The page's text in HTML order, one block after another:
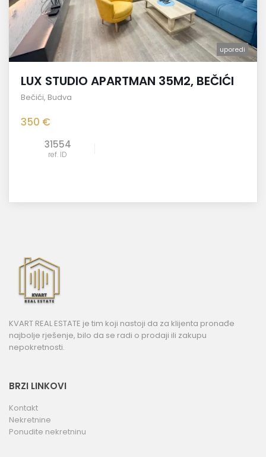
uporedi
LUX STUDIO APARTMAN 35M2, BEČIĆI
Bečići, Budva
350 €
31554
ref. ID
KVART REAL ESTATE je tim koji nastoji da za klijenta pronađe
najbolje rješenje, bilo da se radi o prodaji ili zakupu
nepokretnosti.
BRZI LINKOVI
Kontakt
Nekretnine
Ponudite nekretninu